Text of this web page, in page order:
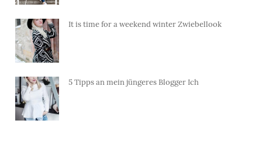
It is time for a weekend winter Zwiebellook
5 Tipps an mein jüngeres Blogger Ich